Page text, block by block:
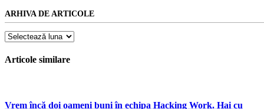
ARHIVA DE ARTICOLE
Arhiva
articole
Articole similare
Vrem încă doi oameni buni în echipa Hacking Work. Hai cu